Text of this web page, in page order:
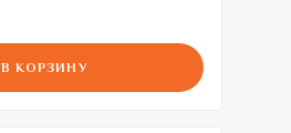
В КОРЗИНУ